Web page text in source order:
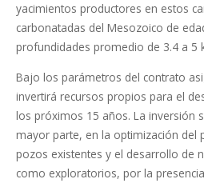
yacimientos productores en estos
carbonatadas del Mesozoico de
profundidades promedio de 3.4 a 5
Bajo los parámetros del contrato
invertirá recursos propios para el
los próximos 15 años. La inversión
mayor parte, en la optimización del
pozos existentes y el desarrollo de
como exploratorios, por la